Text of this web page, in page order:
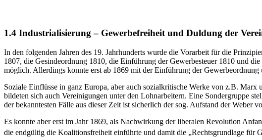
1.4 Industrialisierung – Gewerbefreiheit und Duldung der
In den folgenden Jahren des 19. Jahrhunderts wurde die Vorarbeit für die
1807, die Gesindeordnung 1810, die Einführung der Gewerbesteuer 1810 und
möglich. Allerdings konnte erst ab 1869 mit der Einführung der
Soziale Einflüsse in ganz Europa, aber auch sozialkritische Werke von z.B.
bildeten sich auch Vereinigungen unter den Lohnarbeitern. Eine Sondergruppe
der bekanntesten Fälle aus dieser Zeit ist sicherlich der sog. Aufstand der
Es konnte aber erst im Jahr 1869, als Nachwirkung der liberalen Revolution
die endgültig die Koalitionsfreiheit einführte und damit die „Rechtsgrundlage für